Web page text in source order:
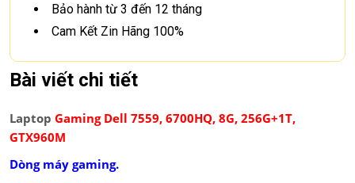
Bảo hành từ 3 đến 12 tháng
Cam Kết Zin Hãng 100%
Bài viết chi tiết
Laptop Gaming Dell 7559, 6700HQ, 8G, 256G+1T,
GTX960M
Dòng máy gaming.